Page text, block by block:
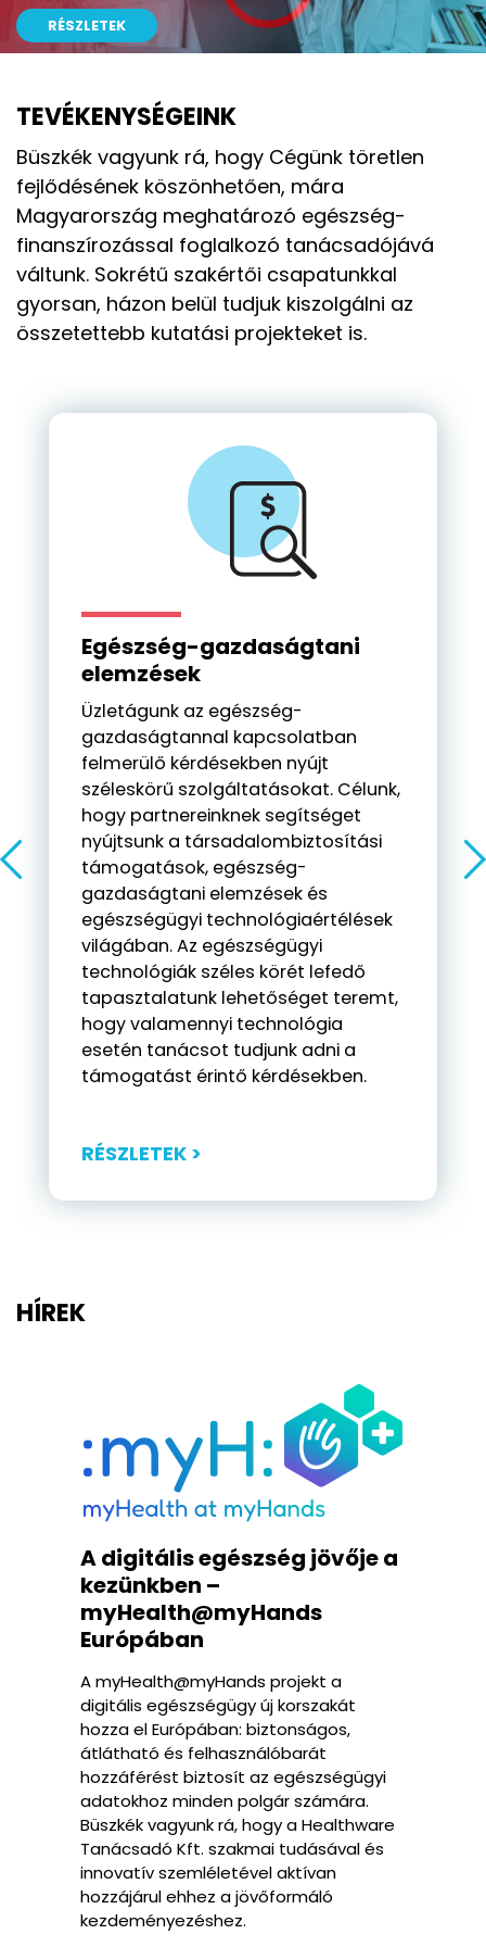
RÉSZLETEK
RÉSZLETEK
RÉSZLETEK
RÉSZLETEK
TEVÉKENYSÉGEINK
Büszkék vagyunk rá, hogy Cégünk töretlen
fejlődésének köszönhetően, mára
Magyarország meghatározó egészség-
finanszírozással foglalkozó tanácsadójává
váltunk. Sokrétű szakértői csapatunkkal
gyorsan, házon belül tudjuk kiszolgálni az
összetettebb kutatási projekteket is.
Egészség-gazdaságtani
elemzések
Üzletágunk az egészség-
gazdaságtannal kapcsolatban
felmerülő kérdésekben nyújt
széleskörű szolgáltatásokat. Célunk,
hogy partnereinknek segítséget
nyújtsunk a társadalombiztosítási
támogatások, egészség-
gazdaságtani elemzések és
egészségügyi technológiaértélések
világában. Az egészségügyi
technológiák széles körét lefedő
tapasztalatunk lehetőséget teremt,
hogy valamennyi technológia
esetén tanácsot tudjunk adni a
támogatást érintő kérdésekben.
RÉSZLETEK >
HÍREK
A digitális egészség jövője a
kezünkben –
myHealth@myHands
Európában
A myHealth@myHands projekt a
digitális egészségügy új korszakát
hozza el Európában: biztonságos,
átlátható és felhasználóbarát
hozzáférést biztosít az egészségügyi
adatokhoz minden polgár számára.
Büszkék vagyunk rá, hogy a Healthware
Tanácsadó Kft. szakmai tudásával és
innovatív szemléletével aktívan
hozzájárul ehhez a jövőformáló
kezdeményezéshez.